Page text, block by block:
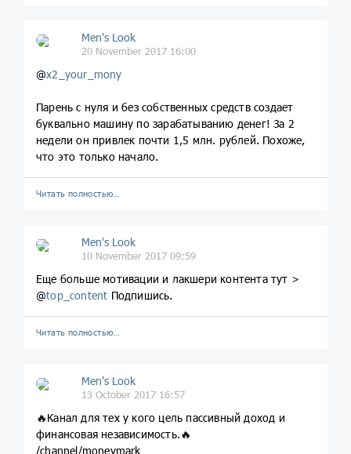
Men's Look
20 November 2017 16:00
@x2_your_mony
Парень с нуля и без собственных средств создает
буквально машину по зарабатыванию денег! За 2
недели он привлек почти 1,5 млн. рублей. Похоже,
что это только начало.
Читать полностью…
Men's Look
10 November 2017 09:59
Еще больше мотивации и лакшери контента тут >
@top_content Подпишись.
Читать полностью…
Men's Look
13 October 2017 16:57
🔥Канал для тех у кого цель пассивный доход и
финансовая независимость.🔥
/channel/moneymark